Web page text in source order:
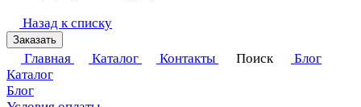
Назад к списку
Заказать
Главная Каталог Контакты Поиск
Блог
Каталог
Блог